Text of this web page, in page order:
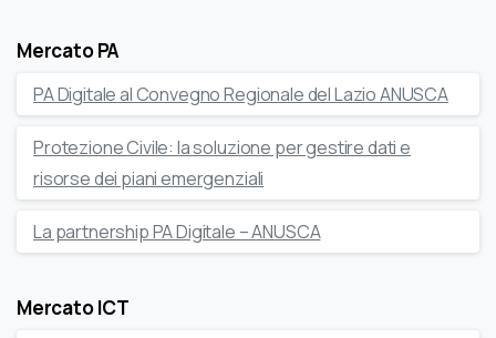
Mercato PA
PA Digitale al Convegno Regionale del Lazio ANUSCA
Protezione Civile: la soluzione per gestire dati e
risorse dei piani emergenziali
La partnership PA Digitale – ANUSCA
Mercato ICT